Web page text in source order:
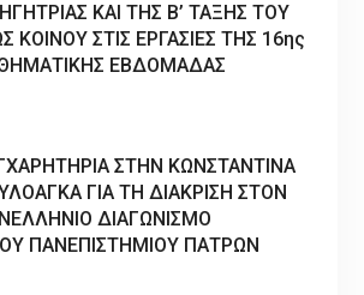
ΚΑΙ ΤΗΣ Β’ ΤΑΞΗΣ ΤΟΥ
ΚΟΙΝΟΥ ΣΤΙΣ ΕΡΓΑΣΙΕΣ ΤΗΣ 16ης
ΕΒΔΟΜΑΔΑΣ
ΣΤΗΝ ΚΩΝΣΤΑΝΤΙΝΑ
ΓΙΑ ΤΗ ΔΙΑΚΡΙΣΗ ΣΤΟΝ
ΔΙΑΓΩΝΙΣΜΟ
ΠΑΝΕΠΙΣΤΗΜΙΟΥ ΠΑΤΡΩΝ